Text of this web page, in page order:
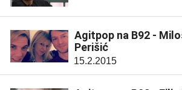
Agitpop na B92 -
Perišić
15.2.2015